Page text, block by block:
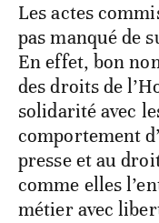
Les actes
pas manqué de
En effet, bon
des droits de
solidarité avec
comportement
presse et au
comme elles
métier avec